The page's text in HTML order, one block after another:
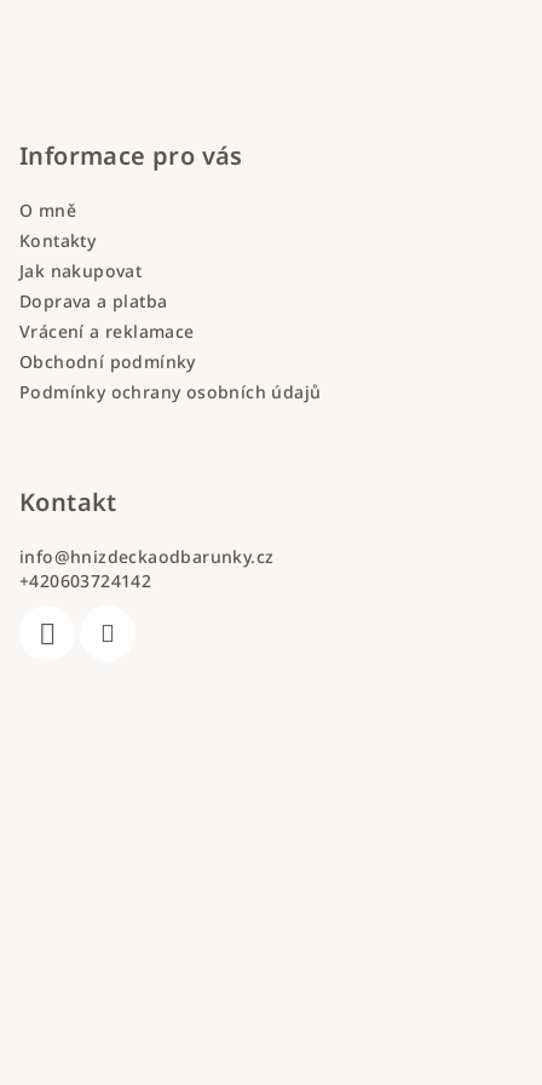
Informace pro vás
O mně
Kontakty
Jak nakupovat
Doprava a platba
Vrácení a reklamace
Obchodní podmínky
Podmínky ochrany osobních údajů
Kontakt
info@hnizdeckaodbarunky.cz
+420603724142